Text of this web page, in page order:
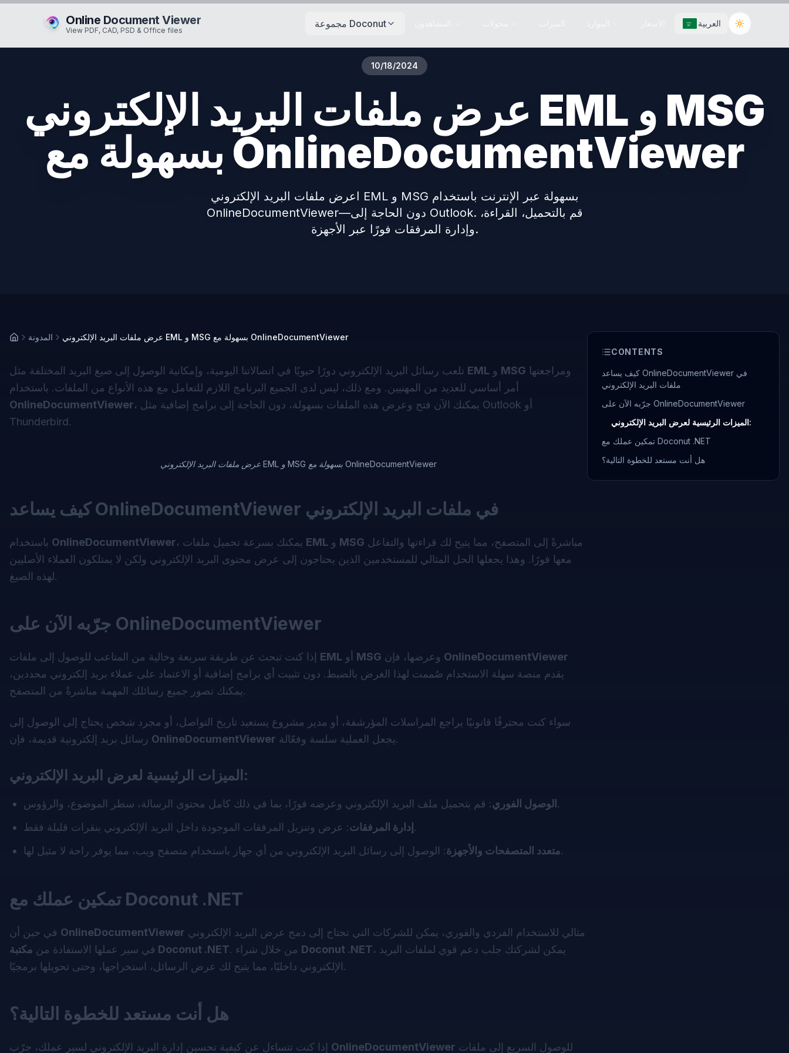
Online Document Viewer
View PDF, CAD, PSD & Office files
مجموعة Doconut العربية Toggle
10/18/2024
عرض ملفات البريد الإلكتروني EML و MSG
بسهولة مع OnlineDocumentViewer
اعرض ملفات البريد الإلكتروني EML و MSG بسهولة عبر الإنترنت باستخدام
OnlineDocumentViewer—دون الحاجة إلى Outlook. قم بالتحميل، القراءة،
وإدارة المرفقات فورًا عبر الأجهزة.
المدونة عرض ملفات البريد الإلكتروني EML و MSG بسهولة مع OnlineDocumentViewer
EML MSG
أمر أساسي للعديد من المهنيين. ومع ذلك، ليس لدى الجميع البرنامج اللازم للتعامل مع هذه الأنواع من الملفات. باستخدام
OnlineDocumentViewer، يمكنك الآن فتح وعرض هذه الملفات بسهولة، دون الحاجة إلى برامج إضافية مثل Outlook أو
Thunderbird.
عرض ملفات البريد الإلكتروني EML و MSG بسهولة مع OnlineDocumentViewer
كيف يساعد OnlineDocumentViewer في ملفات البريد الإلكتروني
OnlineDocumentViewer EML MSG
معها فورًا. وهذا يجعلها الحل المثالي للمستخدمين الذين يحتاجون إلى عرض محتوى البريد الإلكتروني ولكن لا يمتلكون العملاء الأصليين
لهذه الصيغ.
جرّبه الآن على OnlineDocumentViewer
EML MSG
OnlineDocumentViewer
يقدم منصة سهلة الاستخدام صُممت لهذا الغرض بالضبط. دون تثبيت أي برامج إضافية أو الاعتماد على عملاء بريد إلكتروني محددين،
يمكنك تصور جميع رسائلك المهمة مباشرةً من المتصفح.
سواء كنت محترفًا قانونيًا يراجع المراسلات المؤرشفة، أو مدير مشروع يستعيد تاريخ التواصل، أو مجرد شخص يحتاج إلى الوصول إلى
OnlineDocumentViewer يجعل العملية سلسة وفعّالة.
الميزات الرئيسية لعرض البريد الإلكتروني:
الوصول الفوري : قم بتحميل ملف البريد الإلكتروني وعرضه فورًا، بما في ذلك كامل محتوى الرسالة، سطر الموضوع، والرؤوس.
إدارة المرفقات : عرض وتنزيل المرفقات الموجودة داخل البريد الإلكتروني بنقرات قليلة فقط.
متعدد المتصفحات والأجهزة: الوصول إلى رسائل البريد الإلكتروني من أي جهاز باستخدام متصفح ويب، مما يوفر راحة لا مثيل لها.
تمكين عملك مع Doconut .NET
OnlineDocumentViewer
في سير عملها الاستفادة من مكتبة Doconut .NET Doconut .NET، يمكن لشركتك جلب دعم قوي لملفات البريد
الإلكتروني داخليًا، مما يتيح لك عرض الرسائل، استخراجها، وحتى تحويلها برمجيًا.
هل أنت مستعد للخطوة التالية؟
OnlineDocumentViewer للوصول السريع إلى ملفات
CONTENTS
كيف يساعد OnlineDocumentViewer في
ملفات البريد الإلكتروني
جرّبه الآن على OnlineDocumentViewer
الميزات الرئيسية لعرض البريد الإلكتروني:
تمكين عملك مع Doconut .NET
هل أنت مستعد للخطوة التالية؟